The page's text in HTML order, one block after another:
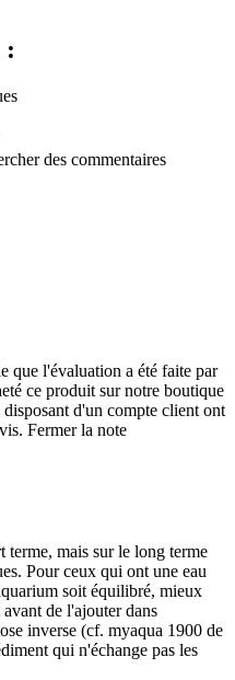
:
des commentaires
que l'évaluation a été faite par
ce produit sur notre boutique
d'un compte client ont
Fermer la note
terme, mais sur le long terme
Pour ceux qui ont une eau
soit équilibré, mieux
de l'ajouter dans
inverse (cf. myaqua 1900 de
qui n'échange pas les